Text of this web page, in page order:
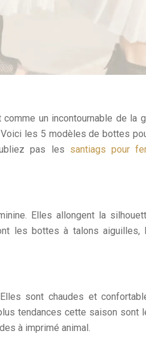
un incontournable de la
les 5 modèles de bottes
pas les santiags pour
Elles allongent la
les bottes à talons aiguilles,
sont chaudes et
tendances cette saison sont
à imprimé animal.